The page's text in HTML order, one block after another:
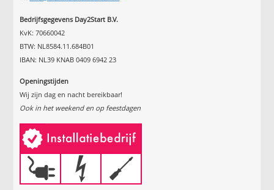
Bedrijfsgegevens Day2Start B.V.
KvK: 70660042
BTW: NL8584.11.684B01
IBAN: NL39 KNAB 0409 6942 23
Openingstijden
Wij zijn dag en nacht bereikbaar!
Ook in het weekend en op feestdagen